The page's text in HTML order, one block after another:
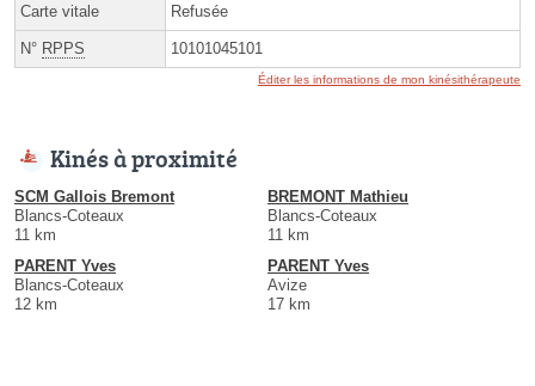
Carte vitale Refusée
N° RPPS 10101045101
Éditer les informations de mon kinésithérapeute
Kinés à proximité
SCM Gallois Bremont
Blancs-Coteaux
11 km
BREMONT Mathieu
Blancs-Coteaux
11 km
PARENT Yves
Blancs-Coteaux
12 km
PARENT Yves
Avize
17 km